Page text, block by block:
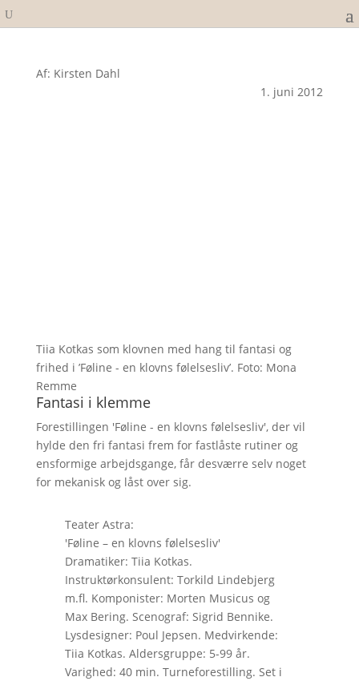
Af: Kirsten Dahl
1. juni 2012
Tiia Kotkas som klovnen med hang til fantasi og
frihed i ’Føline - en klovns følelsesliv’. Foto: Mona
Remme
Fantasi i klemme
Forestillingen 'Føline - en klovns følelsesliv', der vil
hylde den fri fantasi frem for fastlåste rutiner og
ensformige arbejdsgange, får desværre selv noget
for mekanisk og låst over sig.
Teater Astra:
'Føline – en klovns følelsesliv'
Dramatiker: Tiia Kotkas.
Instruktørkonsulent: Torkild Lindebjerg
m.fl. Komponister: Morten Musicus og
Max Bering. Scenograf: Sigrid Bennike.
Lysdesigner: Poul Jepsen. Medvirkende:
Tiia Kotkas. Aldersgruppe: 5-99 år.
Varighed: 40 min. Turneforestilling. Set i